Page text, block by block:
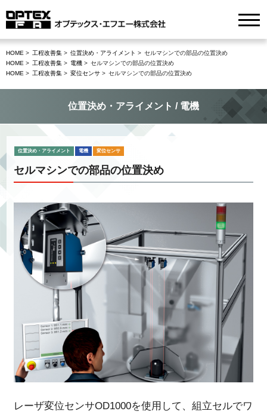
HOME 工程改善集 位置決め・アライメント
セルマシンでの部品の位置決め
HOME
工程改善集 電機
セルマシンでの部品の位置決め
HOME
工程改善集 変位センサ セルマシンでの部品の位置決め
位置決め・アライメント / 電機
位置決め・アライメント 電機 変位センサ
セルマシンでの部品の位置決め
レーザ変位センサOD1000を使用して、組立セルでワ